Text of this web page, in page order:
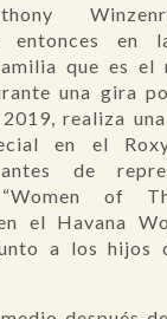
entonces en
que es el
una gira
realiza
en el
de
of
el Havana
a los hijos